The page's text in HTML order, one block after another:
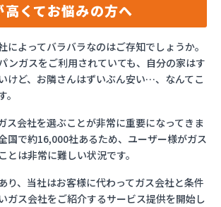
高くてお悩みの方へ
によってバラバラなのはご存知でしょうか。
ンガスをご利用されていても、自分の家はす
けど、お隣さんはずいぶん安い…、なんてこ
ス会社を選ぶことが非常に重要になってきま
国で約16,000社あるため、ユーザー様がガス
とは非常に難しい状況です。
り、当社はお客様に代わってガス会社と条件
ガス会社をご紹介するサービス提供を開始し